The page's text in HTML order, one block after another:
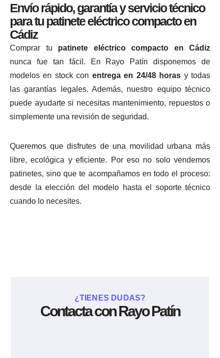
Envío rápido, garantía y servicio técnico
para tu patinete eléctrico compacto en
Cádiz
Comprar tu patinete eléctrico compacto en Cádiz
nunca fue tan fácil. En Rayo Patín disponemos de
modelos en stock con entrega en 24/48 horas y todas
las garantías legales. Además, nuestro equipo técnico
puede ayudarte si necesitas mantenimiento, repuestos o
simplemente una revisión de seguridad.
Queremos que disfrutes de una movilidad urbana más
libre, ecológica y eficiente. Por eso no solo vendemos
patinetes, sino que te acompañamos en todo el proceso:
desde la elección del modelo hasta el soporte técnico
cuando lo necesites.
¿TIENES DUDAS?
Contacta con Rayo Patín